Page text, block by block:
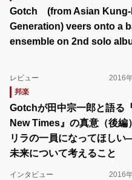
Gotch (from Asian Kung-
Generation) veers onto a
ensemble on 2nd solo
レビュー
2016
邦楽
Gotchが田中宗一郎と語る
New Times』の真意（後編
リラの一員になってほし
未来について考えること
インタビュー
2016